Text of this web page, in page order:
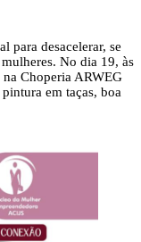
para desacelerar, se
No dia 19, às
Choperia ARWEG
em taças, boa